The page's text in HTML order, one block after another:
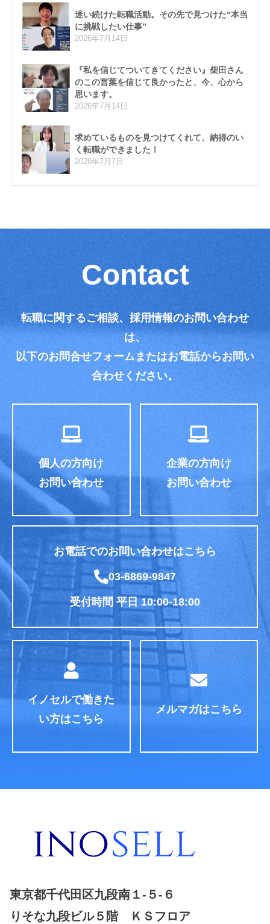
迷い続けた転職活動。その先で見つけた“本当
に挑戦したい仕事”
2026年7月14日
『私を信じてついてきてください』柴田さん
のこの言葉を信じて良かったと、今、心から
思います。
2026年7月14日
求めているものを見つけてくれて、納得のい
く転職ができました！
2026年7月7日
Contact
転職に関するご相談、採用情報のお問い合わせ
は、
以下のお問合せフォームまたはお電話からお問い
合わせください。
個人の方向け
お問い合わせ
企業の方向け
お問い合わせ
お電話でのお問い合わせはこちら
03-6869-9847
受付時間 平日 10:00-18:00
イノセルで働きた
い方はこちら
メルマガはこちら
東京都千代田区九段南１-５-６
りそな九段ビル５階 ＫＳフロア